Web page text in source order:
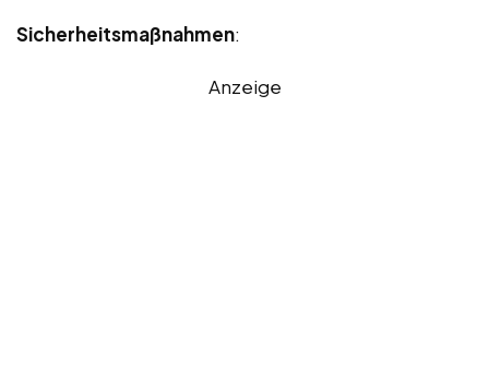
Sicherheitsmaßnahmen:
Anzeige